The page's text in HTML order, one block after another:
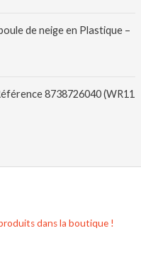
de neige en Plastique –
8738726040 (WR11
dans la boutique !